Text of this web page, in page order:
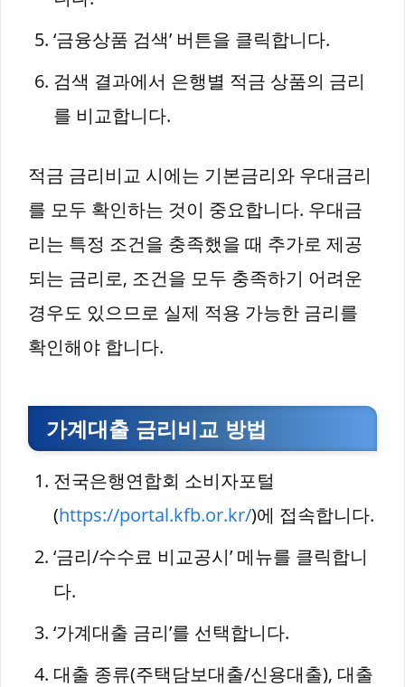
‘금융상품 검색’ 버튼을 클릭합니다.
검색 결과에서 은행별 적금 상품의 금리
를 비교합니다.
적금 금리비교 시에는 기본금리와 우대금리
를 모두 확인하는 것이 중요합니다. 우대금
리는 특정 조건을 충족했을 때 추가로 제공
되는 금리로, 조건을 모두 충족하기 어려운
경우도 있으므로 실제 적용 가능한 금리를
확인해야 합니다.
가계대출 금리비교 방법
전국은행연합회 소비자포털
(https://portal.kfb.or.kr/)에 접속합니다.
‘금리/수수료 비교공시’ 메뉴를 클릭합니
다.
‘가계대출 금리’를 선택합니다.
대출 종류(주택담보대출/신용대출), 대출